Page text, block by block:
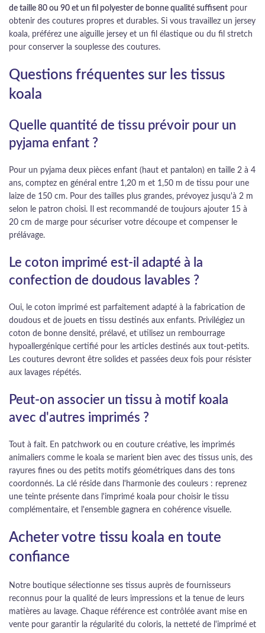
de taille 80 ou 90 et un fil polyester de bonne qualité suffisent pour
obtenir des coutures propres et durables. Si vous travaillez un jersey
koala, préférez une aiguille jersey et un fil élastique ou du fil stretch
pour conserver la souplesse des coutures.
Questions fréquentes sur les tissus
koala
Quelle quantité de tissu prévoir pour un
pyjama enfant ?
Pour un pyjama deux pièces enfant (haut et pantalon) en taille 2 à 4
ans, comptez en général entre 1,20 m et 1,50 m de tissu pour une
laize de 150 cm. Pour des tailles plus grandes, prévoyez jusqu'à 2 m
selon le patron choisi. Il est recommandé de toujours ajouter 15 à
20 cm de marge pour sécuriser votre découpe et compenser le
prélávage.
Le coton imprimé est-il adapté à la
confection de doudous lavables ?
Oui, le coton imprimé est parfaitement adapté à la fabrication de
doudous et de jouets en tissu destinés aux enfants. Privilégiez un
coton de bonne densité, prélavé, et utilisez un rembourrage
hypoallergénique certifié pour les articles destinés aux tout-petits.
Les coutures devront être solides et passées deux fois pour résister
aux lavages répétés.
Peut-on associer un tissu à motif koala
avec d'autres imprimés ?
Tout à fait. En patchwork ou en couture créative, les imprimés
animaliers comme le koala se marient bien avec des tissus unis, des
rayures fines ou des petits motifs géométriques dans des tons
coordonnés. La clé réside dans l'harmonie des couleurs : reprenez
une teinte présente dans l'imprimé koala pour choisir le tissu
complémentaire, et l'ensemble gagnera en cohérence visuelle.
Acheter votre tissu koala en toute
confiance
Notre boutique sélectionne ses tissus auprès de fournisseurs
reconnus pour la qualité de leurs impressions et la tenue de leurs
matières au lavage. Chaque référence est contrôlée avant mise en
vente pour garantir la régularité du coloris, la netteté de l'imprimé et